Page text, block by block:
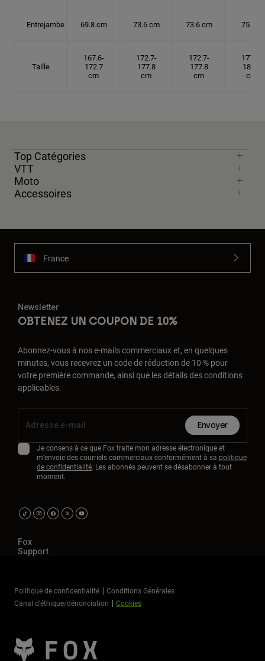
Entrejambe 69.8 cm 73.6 cm 73.6 cm 75 cm
Taille
167.6-
172.7
cm
172.7-
177.8
cm
172.7-
177.8
cm
177.8-
182.9
cm
Top Catégories
VTT
Moto
Accessoires
France
Newsletter
OBTENEZ UN COUPON DE 10%
Abonnez-vous à nos e-mails commerciaux et, en quelques
minutes, vous recevrez un code de réduction de 10 % pour
votre première commande, ainsi que les détails des conditions
applicables.
Envoyer
Je consens à ce que Fox traite mon adresse électronique et
m'envoie des courriels commerciaux conformément à sa politique
de confidentialité. Les abonnés peuvent se désabonner à tout
moment.
Fox
Support
Politique de confidentialité
Conditions Générales
Canal d’éthique/dénonciation
Cookies